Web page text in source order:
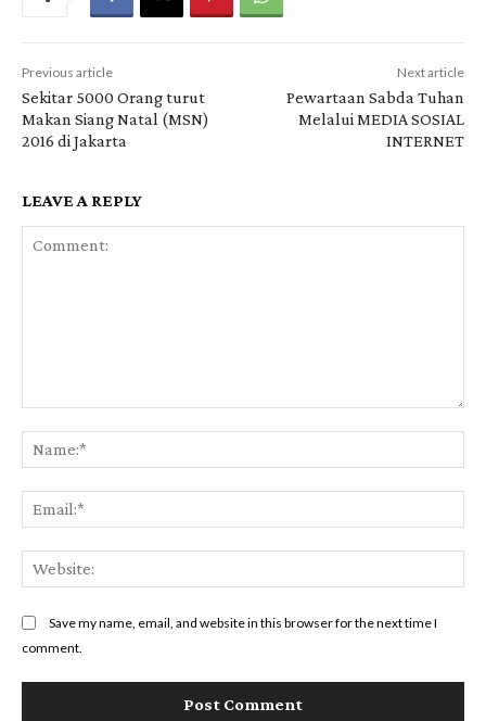
Previous article
Sekitar 5000 Orang turut
Makan Siang Natal (MSN)
2016 di Jakarta
Next article
Pewartaan Sabda Tuhan
Melalui MEDIA SOSIAL
INTERNET
LEAVE A REPLY
Save my name, email, and website in this browser for the next time I
comment.